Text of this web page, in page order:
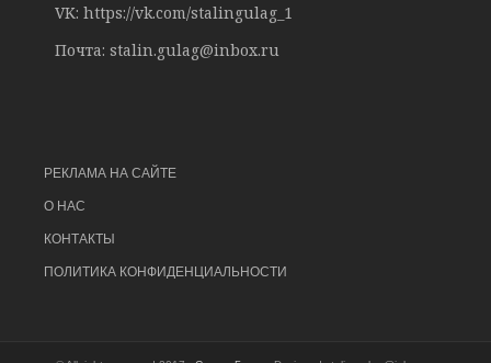
VK: https://vk.com/stalingulag_1
Почта: stalin.gulag@inbox.ru
РЕКЛАМА НА САЙТЕ
О НАС
КОНТАКТЫ
ПОЛИТИКА КОНФИДЕНЦИАЛЬНОСТИ